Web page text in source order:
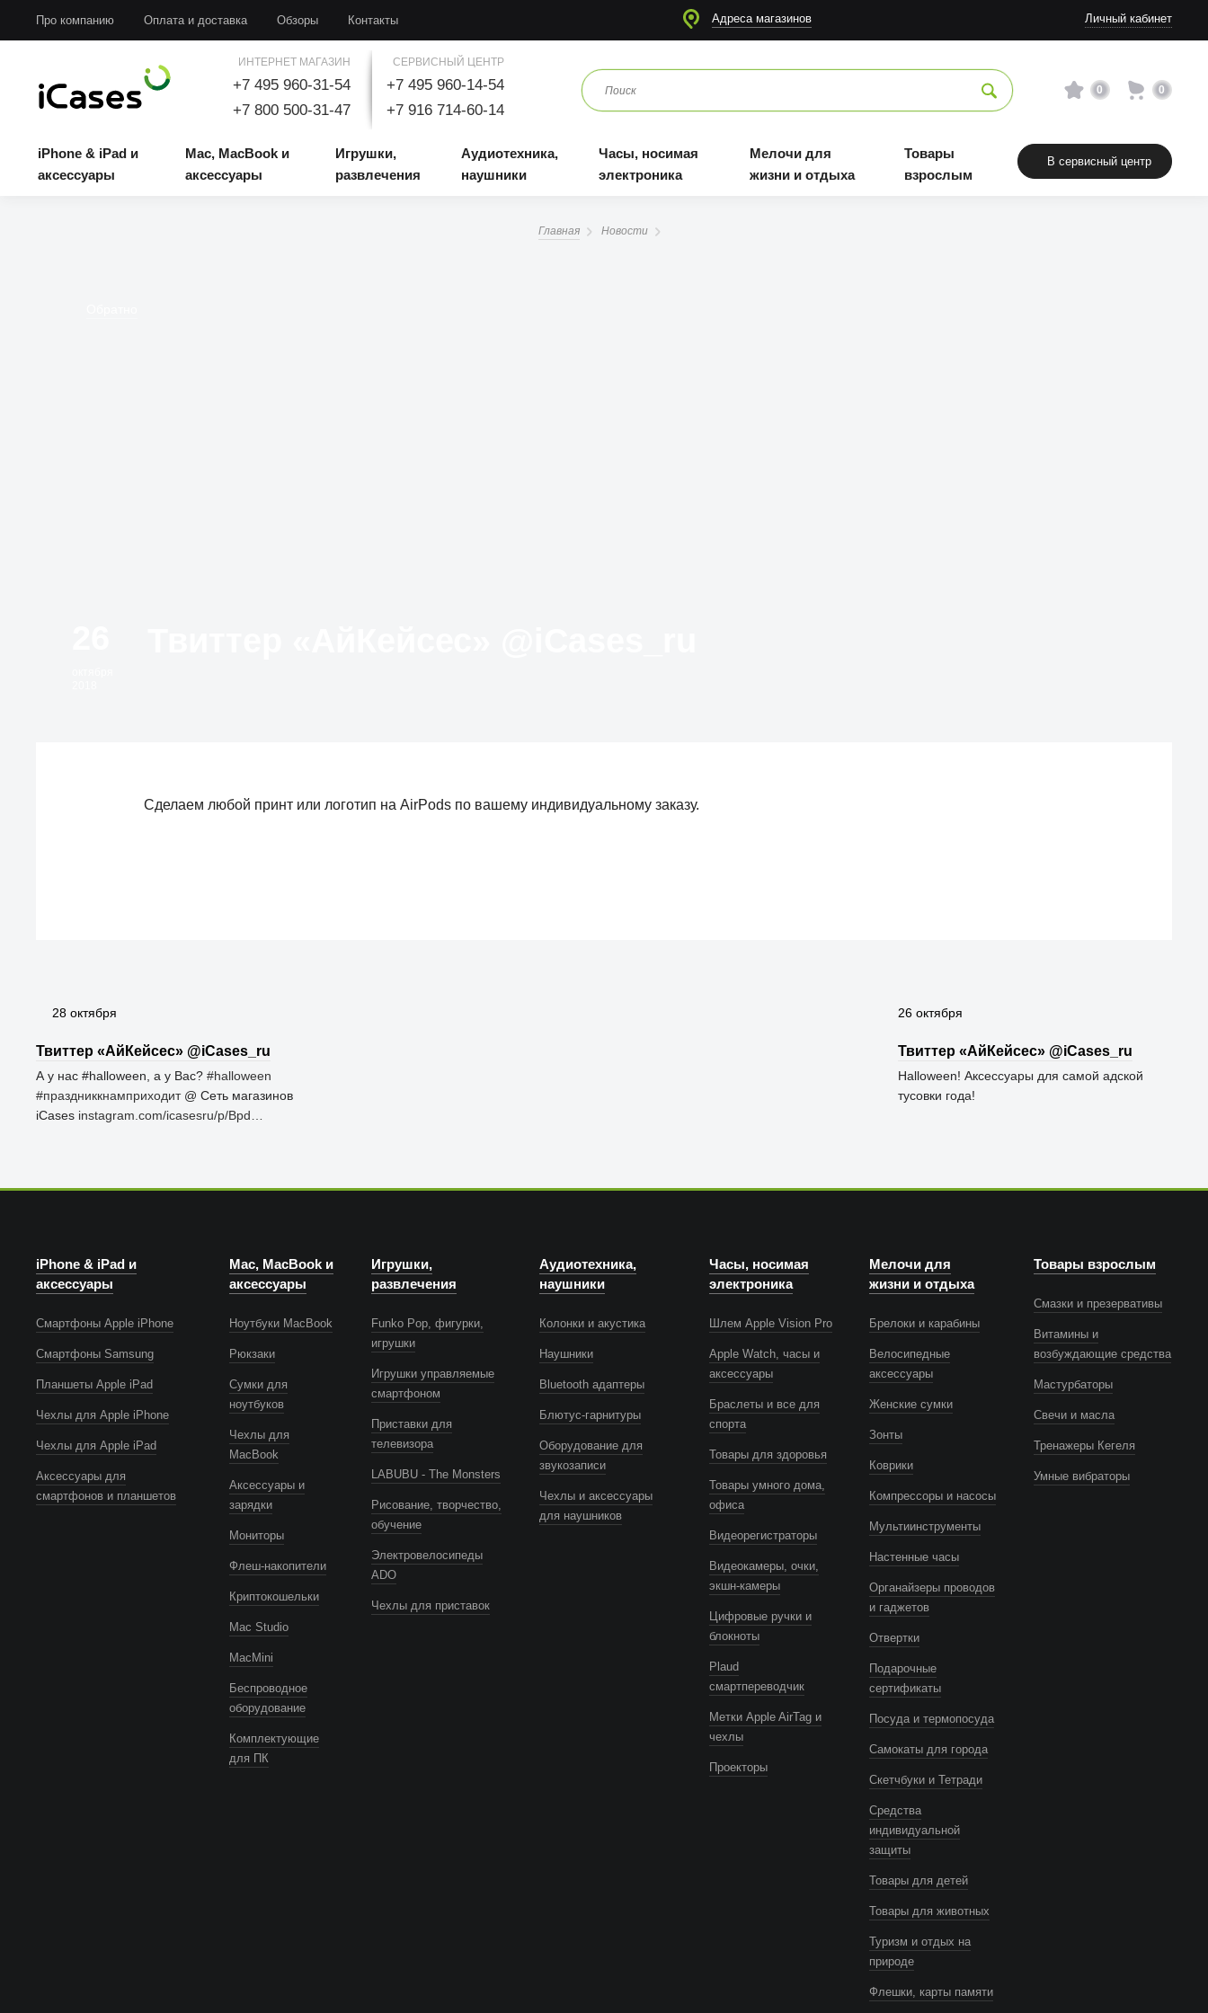
Про компанию Оплата и доставка Обзоры Контакты Адреса магазинов Личный кабинет
ИНТЕРНЕТ МАГАЗИН
+7 495 960-31-54
+7 800 500-31-47
СЕРВИСНЫЙ ЦЕНТР
+7 495 960-14-54
+7 916 714-60-14
0 0
iPhone & iPad и
аксессуары
Mac, MacBook и
аксессуары
Игрушки,
развлечения
Аудиотехника,
наушники
Часы, носимая
электроника
Мелочи для
жизни и отдыха
Товары
взрослым
В сервисный центр
Главная Новости
Сделаем любой принт или логотип на AirPods по вашему индивидуальному заказу.
26 октября
Твиттер «АйКейсес» ‏@iCases_ru
Halloween! Аксессуары для самой адской
тусовки года!
28 октября
Твиттер «АйКейсес» ‏@iCases_ru
А у нас #halloween, а у Вас? #halloween
#праздниккнамприходит@ Сеть магазинов
iCases instagram.com/icasesru/p/Bpd…
iPhone & iPad и
аксессуары
Смартфоны Apple iPhone
Смартфоны Samsung
Планшеты Apple iPad
Чехлы для Apple iPhone
Чехлы для Apple iPad
Аксессуары для
смартфонов и планшетов
Mac, MacBook и
аксессуары
Ноутбуки MacBook
Рюкзаки
Сумки для
ноутбуков
Чехлы для
MacBook
Аксессуары и
зарядки
Мониторы
Флеш-накопители
Криптокошельки
Mac Studio
MacMini
Беспроводное
оборудование
Комплектующие
для ПК
Игрушки,
развлечения
Funko Pop, фигурки,
игрушки
Игрушки управляемые
смартфоном
Приставки для
телевизора
LABUBU - The Monsters
Рисование, творчество,
обучение
Электровелосипеды
ADO
Чехлы для приставок
Аудиотехника,
наушники
Колонки и акустика
Наушники
Bluetooth адаптеры
Блютус-гарнитуры
Оборудование для
звукозаписи
Чехлы и аксессуары
для наушников
Часы, носимая
электроника
Шлем Apple Vision Pro
Apple Watch, часы и
аксессуары
Браслеты и все для
спорта
Товары для здоровья
Товары умного дома,
офиса
Видеорегистраторы
Видеокамеры, очки,
экшн-камеры
Цифровые ручки и
блокноты
Plaud
смартпереводчик
Метки Apple AirTag и
чехлы
Проекторы
Мелочи для
жизни и отдыха
Брелоки и карабины
Велосипедные
аксессуары
Женские сумки
Зонты
Коврики
Компрессоры и насосы
Мультиинструменты
Настенные часы
Органайзеры проводов
и гаджетов
Отвертки
Подарочные
сертификаты
Посуда и термопосуда
Самокаты для города
Скетчбуки и Тетради
Средства
индивидуальной
защиты
Товары для детей
Товары для животных
Туризм и отдых на
природе
Флешки, карты памяти
Товары взрослым
Смазки и презервативы
Витамины и
возбуждающие средства
Мастурбаторы
Свечи и масла
Тренажеры Кегеля
Умные вибраторы